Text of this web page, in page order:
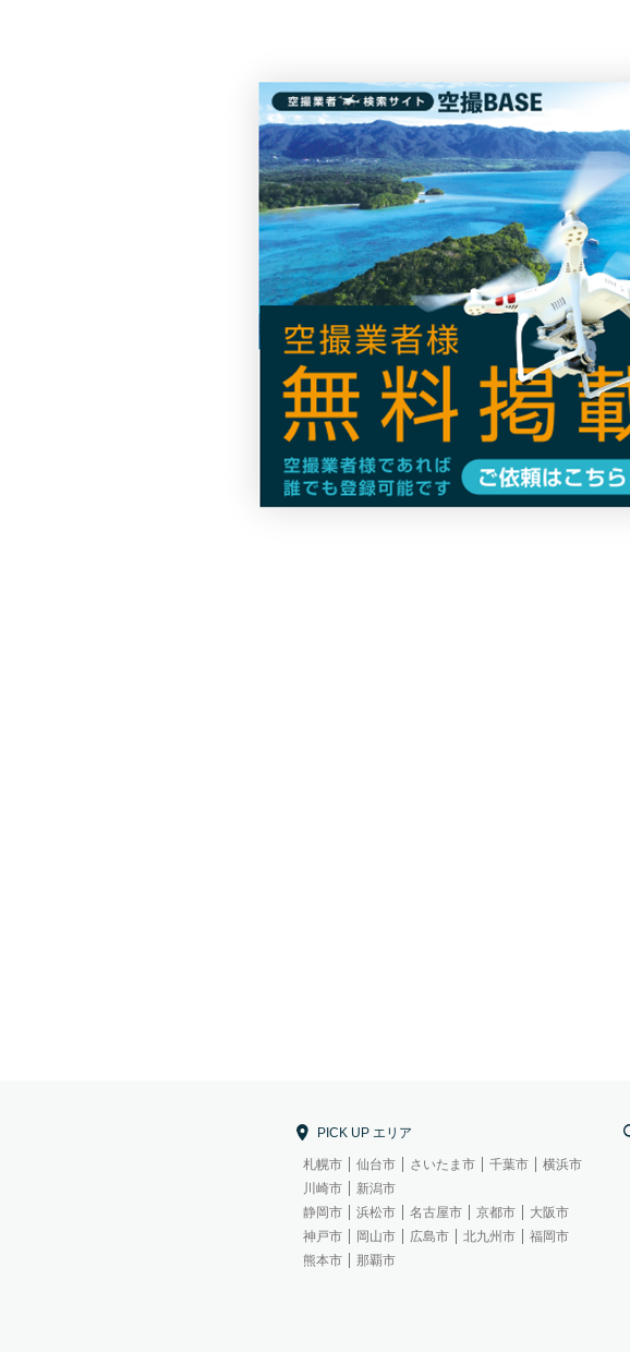
PICK UP エリア
札幌市 仙台市 さいたま市 千葉市
横浜市
川崎市
新潟市
静岡市
浜松市 名古屋市 京都市
大阪市
神戸市
岡山市 広島市 北九州市
福岡市
熊本市
那覇市